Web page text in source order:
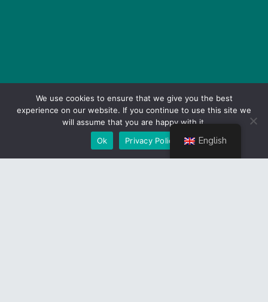
English
We use cookies to ensure that we give you the best
experience on our website. If you continue to use this site we
will assume that you are happy with it.
Ok
Privacy Policy